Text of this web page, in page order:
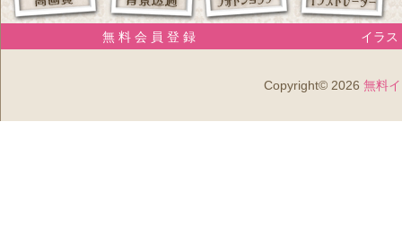
無 料 会 員 登 録 イラス
Copyright© 2026 無料